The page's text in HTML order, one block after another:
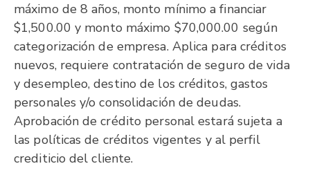
máximo de 8 años, monto mínimo a financiar
$1,500.00 y monto máximo $70,000.00 según
categorización de empresa. Aplica para créditos
nuevos, requiere contratación de seguro de vida
y desempleo, destino de los créditos, gastos
personales y/o consolidación de deudas.
Aprobación de crédito personal estará sujeta a
las políticas de créditos vigentes y al perfil
crediticio del cliente.